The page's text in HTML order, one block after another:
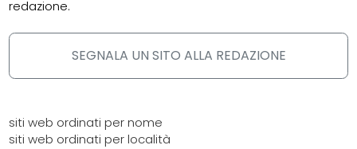
redazione.
SEGNALA UN SITO ALLA REDAZIONE
siti web ordinati per nome
siti web ordinati per località